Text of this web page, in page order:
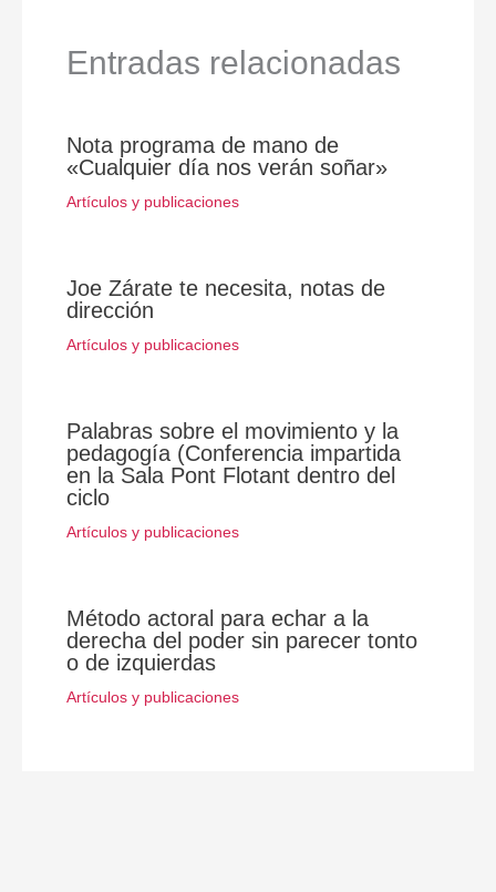
Entradas relacionadas
Nota programa de mano de
«Cualquier día nos verán soñar»
Artículos y publicaciones
Joe Zárate te necesita, notas de
dirección
Artículos y publicaciones
Palabras sobre el movimiento y la
pedagogía (Conferencia impartida
en la Sala Pont Flotant dentro del
ciclo
Artículos y publicaciones
Método actoral para echar a la
derecha del poder sin parecer tonto
o de izquierdas
Artículos y publicaciones